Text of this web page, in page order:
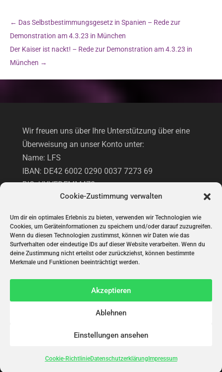
Cookie-Zustimmung verwalten
Um dir ein optimales Erlebnis zu bieten, verwenden wir Technologien wie
Cookies, um Geräteinformationen zu speichern und/oder darauf zuzugreifen.
Wenn du diesen Technologien zustimmst, können wir Daten wie das
Surfverhalten oder eindeutige IDs auf dieser Website verarbeiten. Wenn du
deine Zustimmung nicht erteilst oder zurückziehst, können bestimmte
Merkmale und Funktionen beeinträchtigt werden.
Akzeptieren
Ablehnen
Einstellungen ansehen
Cookie-RichtlinieDatenschutzerklärung Impressum
← Das Selbstbestimmungsgesetz in Spanien – Rede zur
Demonstration am 4.3.23 in München
Der Kaiser ist nackt! – Rede zur Demonstration am 4.3.23 in
München →
Wir freuen uns über Ihre Unterstützung über eine
Überweisung an unser Konto unter:
Name: LFS
IBAN: DE42 6002 0290 0037 7273 69
BIC: HYVEDEMM473
Hypovereinsbank
UNTERSTÜTZUNG VIA PAYPAL
© Initiative "Lasst Frauen Sprechen!" 2022 |
Richtlinie